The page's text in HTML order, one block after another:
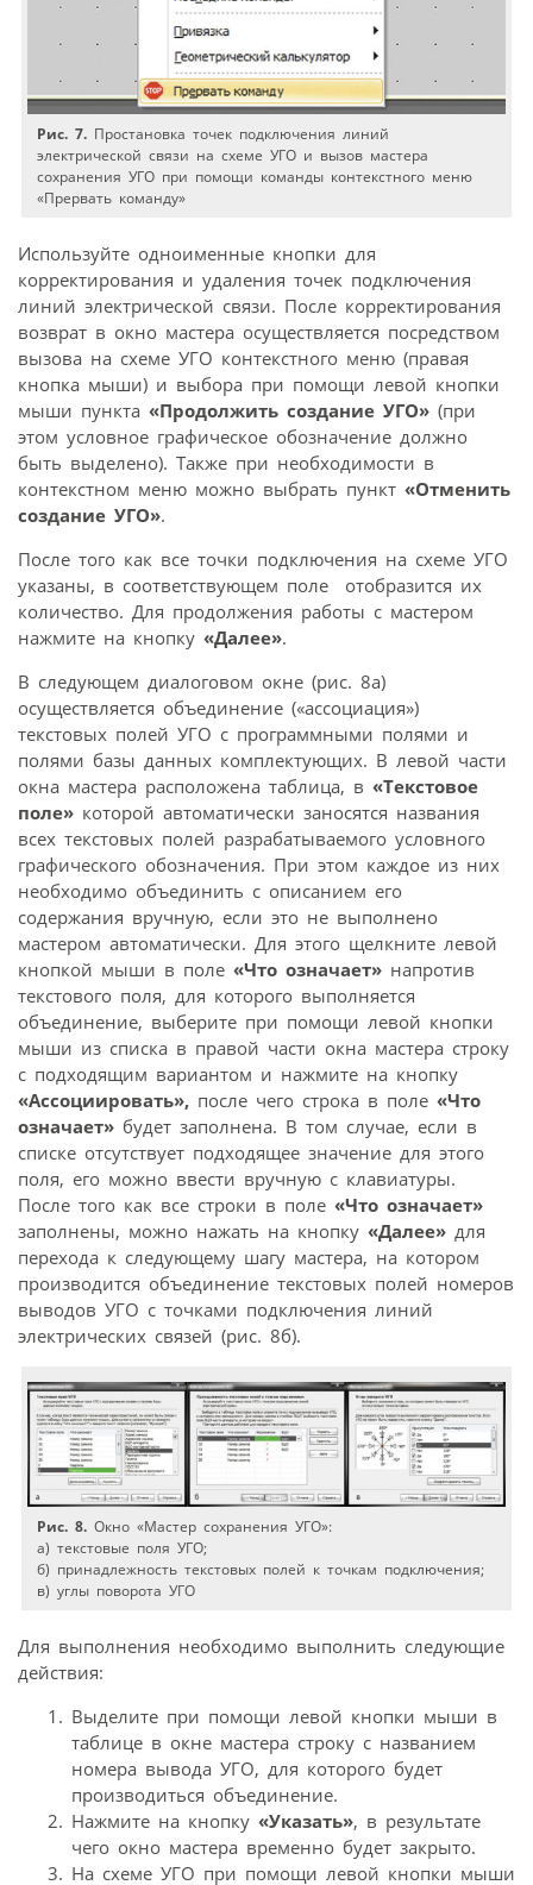
Рис. 7. Простановка точек подключения линий
электрической связи на схеме УГО и вызов мастера
сохранения УГО при помощи команды контекстного меню
«Прервать команду»
Используйте одноименные кнопки для
корректирования и удаления точек подключения
линий электрической связи. После корректирования
возврат в окно мастера осуществляется посредством
вызова на схеме УГО контекстного меню (правая
кнопка мыши) и выбора при помощи левой кнопки
мыши пункта «Продолжить создание УГО» (при
этом условное графическое обозначение должно
быть выделено). Также при необходимости в
контекстном меню можно выбрать пункт «Отменить
создание УГО».
После того как все точки подключения на схеме УГО
указаны, в соответствующем поле отобразится их
количество. Для продолжения работы с мастером
нажмите на кнопку «Далее».
В следующем диалоговом окне (рис. 8а)
осуществляется объединение («ассоциация»)
текстовых полей УГО с программными полями и
полями базы данных комплектующих. В левой части
окна мастера расположена таблица, в «Текстовое
поле» которой автоматически заносятся названия
всех текстовых полей разрабатываемого условного
графического обозначения. При этом каждое из них
необходимо объединить с описанием его
содержания вручную, если это не выполнено
мастером автоматически. Для этого щелкните левой
кнопкой мыши в поле «Что означает» напротив
текстового поля, для которого выполняется
объединение, выберите при помощи левой кнопки
мыши из списка в правой части окна мастера строку
с подходящим вариантом и нажмите на кнопку
«Ассоциировать», после чего строка в поле «Что
означает» будет заполнена. В том случае, если в
списке отсутствует подходящее значение для этого
поля, его можно ввести вручную с клавиатуры.
После того как все строки в поле «Что означает»
заполнены, можно нажать на кнопку «Далее» для
перехода к следующему шагу мастера, на котором
производится объединение текстовых полей номеров
выводов УГО с точками подключения линий
электрических связей (рис. 8б).
Рис. 8. Окно «Мастер сохранения УГО»:
а) текстовые поля УГО;
б) принадлежность текстовых полей к точкам подключения;
в) углы поворота УГО
Для выполнения необходимо выполнить следующие
действия:
Выделите при помощи левой кнопки мыши в
таблице в окне мастера строку с названием
номера вывода УГО, для которого будет
производиться объединение.
Нажмите на кнопку «Указать», в результате
чего окно мастера временно будет закрыто.
На схеме УГО при помощи левой кнопки мыши